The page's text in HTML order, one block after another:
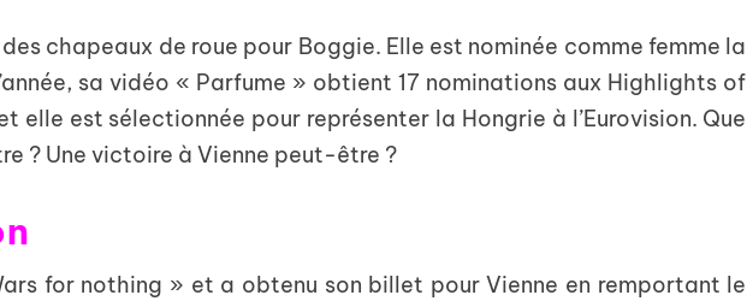
chapeaux de roue pour Boggie. Elle est nominée comme femme la
sa vidéo « Parfume » obtient 17 nominations aux Highlights of
elle est sélectionnée pour représenter la Hongrie à l’Eurovision. Que
? Une victoire à Vienne peut-être ?
for nothing » et a obtenu son billet pour Vienne en remportant le